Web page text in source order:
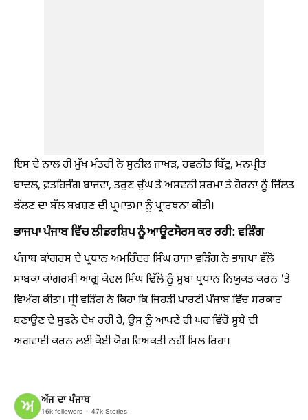
ਇਸ ਦੇ ਨਾਲ ਹੀ ਮੁੱਖ ਮੰਤਰੀ ਨੇ ਸੁਨੀਲ ਜਾਖੜ, ਰਵਨੀਤ ਬਿੱਟੂ, ਮਨਪ੍ਰੀਤ
ਬਾਦਲ, ਫ਼ਤਹਿਜੰਗ ਬਾਜਵਾ, ਤਰੁਣ ਚੁੱਘ ਤੇ ਅਸ਼ਵਨੀ ਸ਼ਰਮਾ ਤੇ ਹੋਰਨਾਂ ਨੂੰ ਜ਼ਿੱਲਤ
ਝੱਲਣ ਦਾ ਬੱਲ ਬਖ਼ਸ਼ਣ ਦੀ ਪ੍ਰਮਾਤਮਾ ਨੂੰ ਪ੍ਰਾਰਥਨਾ ਕੀਤੀ।
ਭਾਜਪਾ ਪੰਜਾਬ ਵਿੱਚ ਲੀਡਰਸ਼ਿਪ ਨੂੰ ਆਊਟਸੋਰਸ ਕਰ ਰਹੀ: ਵੜਿੰਗ
ਪੰਜਾਬ ਕਾਂਗਰਸ ਦੇ ਪ੍ਰਧਾਨ ਅਮਰਿੰਦਰ ਸਿੰਘ ਰਾਜਾ ਵੜਿੰਗ ਨੇ ਭਾਜਪਾ ਵੱਲੋਂ
ਸਾਬਕਾ ਕਾਂਗਰਸੀ ਆਗੂ ਕੇਵਲ ਸਿੰਘ ਢਿੱਲੋਂ ਨੂੰ ਸੂਬਾ ਪ੍ਰਧਾਨ ਨਿਯੁਕਤ ਕਰਨ 'ਤੇ
ਵਿਅੰਗ ਕੀਤਾ। ਸ੍ਰੀ ਵੜਿੰਗ ਨੇ ਕਿਹਾ ਕਿ ਜਿਹੜੀ ਪਾਰਟੀ ਪੰਜਾਬ ਵਿੱਚ ਸਰਕਾਰ
ਬਣਾਉਣ ਦੇ ਸੁਫਨੇ ਦੇਖ ਰਹੀ ਹੈ, ਉਸ ਨੂੰ ਆਪਣੇ ਹੀ ਘਰ ਵਿੱਚੋਂ ਸੂਬੇ ਦੀ
ਅਗਵਾਈ ਕਰਨ ਲਈ ਕੋਈ ਯੋਗ ਵਿਅਕਤੀ ਨਹੀਂ ਮਿਲ ਰਿਹਾ।
ਅੱਜ ਦਾ ਪੰਜਾਬ
16k followers 47k Stories